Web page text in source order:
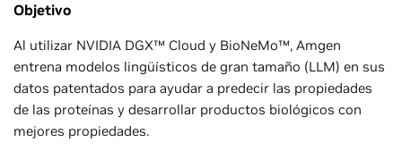
Objetivo
Al utilizar NVIDIA DGX™ Cloud y BioNeMo™, Amgen
entrena modelos lingüísticos de gran tamaño (LLM) en sus
datos patentados para ayudar a predecir las propiedades
de las proteínas y desarrollar productos biológicos con
mejores propiedades.